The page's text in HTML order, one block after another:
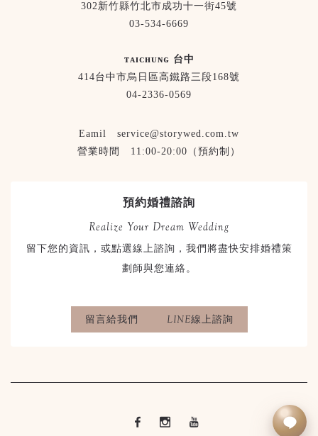
302新竹縣竹北市成功十一街45號
03-534-6669
ᴛᴀɪᴄʜᴜɴɢ 台中
414台中市烏日區高鐵路三段168號
04-2336-0569
Eamil service@storywed.com.tw
營業時間 11:00-20:00（預約制）
預約婚禮諮詢
Realize Your Dream Wedding
留下您的資訊，或點選線上諮詢，我們將盡快安排婚禮策
劃師與您連絡。
留言給我們 LINE線上諮詢